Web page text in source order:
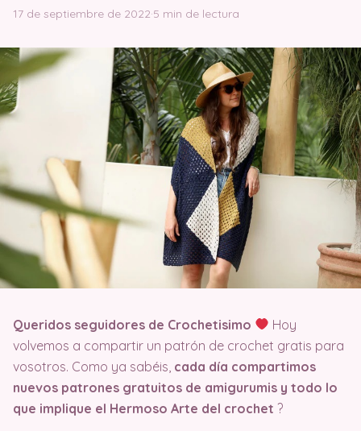
17 de septiembre de 2022·5 min de lectura
Queridos seguidores de Crochetisimo
Hoy
volvemos a compartir un patrón de crochet gratis para
vosotros. Como ya sabéis, cada día compartimos
nuevos patrones gratuitos de amigurumis y todo lo
que implique el Hermoso Arte del crochet ?